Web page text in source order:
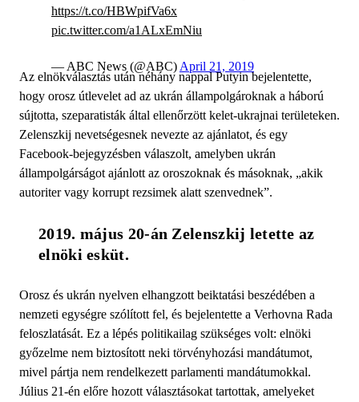
https://t.co/HBWpifVa6x
pic.twitter.com/a1ALxEmNiu
— ABC News (@ABC) April 21, 2019
Az elnökválasztás után néhány nappal Putyin bejelentette,
hogy orosz útlevelet ad az ukrán állampolgároknak a háború
sújtotta, szeparatisták által ellenőrzött kelet-ukrajnai területeken.
Zelenszkij nevetségesnek nevezte az ajánlatot, és egy
Facebook-bejegyzésben válaszolt, amelyben ukrán
állampolgárságot ajánlott az oroszoknak és másoknak, „akik
autoriter vagy korrupt rezsimek alatt szenvednek”.
2019. május 20-án Zelenszkij letette az
elnöki esküt.
Orosz és ukrán nyelven elhangzott beiktatási beszédében a
nemzeti egységre szólított fel, és bejelentette a Verhovna Rada
feloszlatását. Ez a lépés politikailag szükséges volt: elnöki
győzelme nem biztosított neki törvényhozási mandátumot,
mivel pártja nem rendelkezett parlamenti mandátumokkal.
Július 21-én előre hozott választásokat tartottak, amelyeket